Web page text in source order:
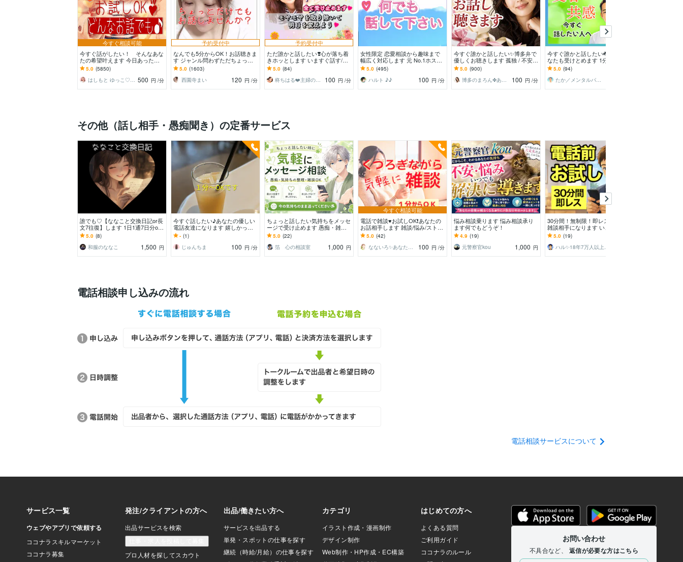
今すぐ相談可能
今すぐ話がしたい！ そんなあな
たの希望叶えます 今日あったこ
とから深刻な悩みまで☆何でも打
ち明けてください。
5.0 (5850)
はしもと ゆっこ♡救急こころの相談室 500 円 /分
予約受付中
なんでも5分からOK！お話聴きま
す ジャンル問わずただちょっと
だけ誰かと話したい人待ってます
♪
5.0 (1603)
西園寺まい
120 円 /分
予約受付中
ただ誰かと話したい❣️心が落ち着
きホッとします いますぐ話す/雑
談/愚痴/何でも/結婚/恋愛/悩み/繊
細
5.0 (84)
柊ちはる❤️主婦のお悩み相談Room❤️
100 円 /分
女性限定 恋愛相談から趣味まで
幅広く対応します 元 No.1ホスト
と♪ コスパ良く♪ 楽しい時間を♪
5.0 (495)
ハルト ♪♪
100 円 /分
今すぐ誰かと話したい✨博多弁で
優しくお聴きします 孤独 / 不安 /
心配ごと/うまく話せなくても大
丈夫です
5.0 (900)
博多のまろん✤あなたの心がほどける時間✨
100 円 /分
今すぐ誰かと話したい☘️どんなあ
なたも受けとめます 1分でもOK
◎話すだけで心が軽くなる☘あな
ただけの心の休憩所
5.0 (94)
たか／メンタルパートナー
その他（話し相手・愚痴聞き）の定番サービス
誰でも♡【ななこと交換日記or長
文7往復】します 1日1通7日分or
長文やりとり7往復でもOK/秘密
の交換日記
5.0 (8)
和服のななこ
1,500 円
今すぐ話したい♪あなたの優しい
電話友達になります 嬉しかった
事、眠れない夜の雑談など喜んで
お聴きします。
- (1)
じゅんちま
100 円 /分
ちょっと話したい気持ちをメッセ
ージで受け止めます 愚痴・雑
談・まとまらない気持ちも大丈夫
5.0 (22)
箔 心の相談室
1,000 円
今すぐ相談可能
電話で雑談♥お試しOK❗️あなたの
お話相手します 雑談/悩み/ストレ
ス愚痴/恋愛相談/つらい/寂しい/1
分OK
5.0 (42)
なないろ✨あなたの人生応援サポーター
100 円 /分
悩み相談乗ります 悩み相談承り
ます何でもどうぞ！
4.9 (19)
元警察官kou
1,000 円
30分間！無制限！即レス！相談・
雑談相手になります いきなり電
話は不安？少しだけ相談したい？
今すぐ可能な時アリ！
5.0 (19)
ハル✨18年7万人以上の実績×書籍著者
電話相談申し込みの流れ
電話相談サービスについて